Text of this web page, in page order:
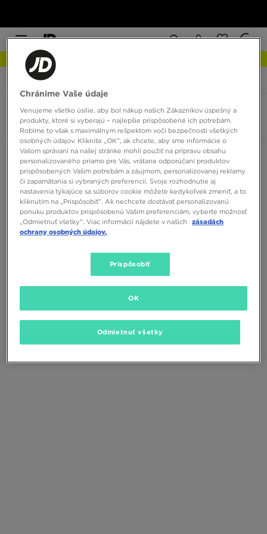
JD Sports Asics Gel Nimbus
Asics Gel Nimbus
0 produktov
Zoradiť:Odporúčané Filtrovať
Žiadne produkty na zobrazenie
Zmeňte kritériá vyhľadávania alebo
odstráňte vybrané filtre
Chránime Vaše údaje
Venujeme všetko úsilie, aby bol nákup našich Zákazníkov úspešný a
produkty, ktoré si vyberajú – najlepšie prispôsobené ich potrebám.
Robíme to však s maximálnym rešpektom voči bezpečnosti všetkých
osobných údajov. Kliknite „OK”, ak chcete, aby sme informácie o
Vašom správaní na našej stránke mohli použiť na prípravu obsahu
personalizovaného priamo pre Vás, vrátane odporúčaní produktov
prispôsobených Vašim potrebám a záujmom, personalizovanej reklamy
či zapamätania si vybraných preferencií. Svoje rozhodnutie aj
nastavenia týkajúce sa súborov cookie môžete kedykoľvek zmeniť, a to
kliknutím na „Prispôsobiť”. Ak nechcete dostávať personalizovanú
ponuku produktov prispôsobenú Vašim preferenciám, vyberte možnosť
„Odmietnuť všetky”. Viac informácií nájdete v našich
zásadách
ochrany osobných údajov.
Prispôsobiť
Odmietnuť všetky
OK